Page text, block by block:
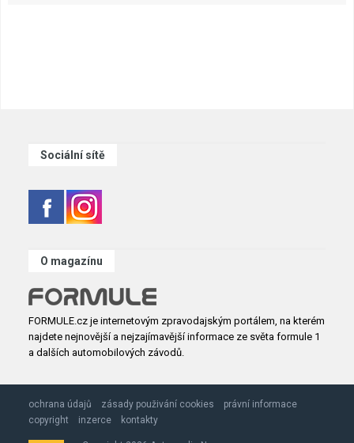
Sociální sítě
O magazínu
FORMULE.cz je internetovým zpravodajským portálem, na kterém
najdete nejnovější a nejzajímavější informace ze světa formule 1
a dalších automobilových závodů.
ochrana údajů zásady použivání cookies
právní informace
copyright
inzerce kontakty